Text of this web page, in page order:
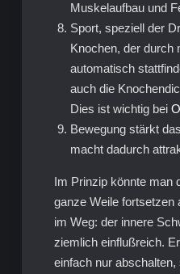
Muskelaufbau und
Sport, speziell der
Knochen, der durch
automatisch
auch die
Dies ist wichtig bei
Bewegung stärkt
macht dadurch
Im Prinzip könnte man
ganze Weile fortsetzen
im Weg: der innere
ziemlich einflußreich.
einfach nur